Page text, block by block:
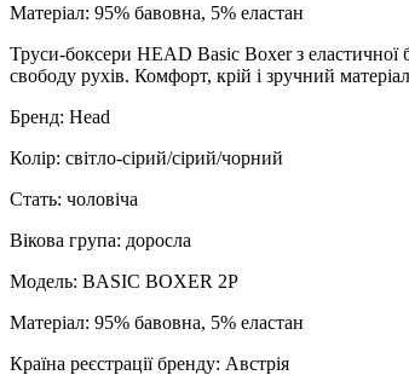
Матеріал: 95% бавовна, 5% еластан
Труси-боксери HEAD Basic Boxer з еластичної
свободу рухів. Комфорт, крій і зручний
Бренд: Head
Колір: світло-сірий/сірий/чорний
Стать: чоловіча
Вікова група: доросла
Модель: BASIC BOXER 2P
Матеріал: 95% бавовна, 5% еластан
Країна реєстрації бренду: Австрія